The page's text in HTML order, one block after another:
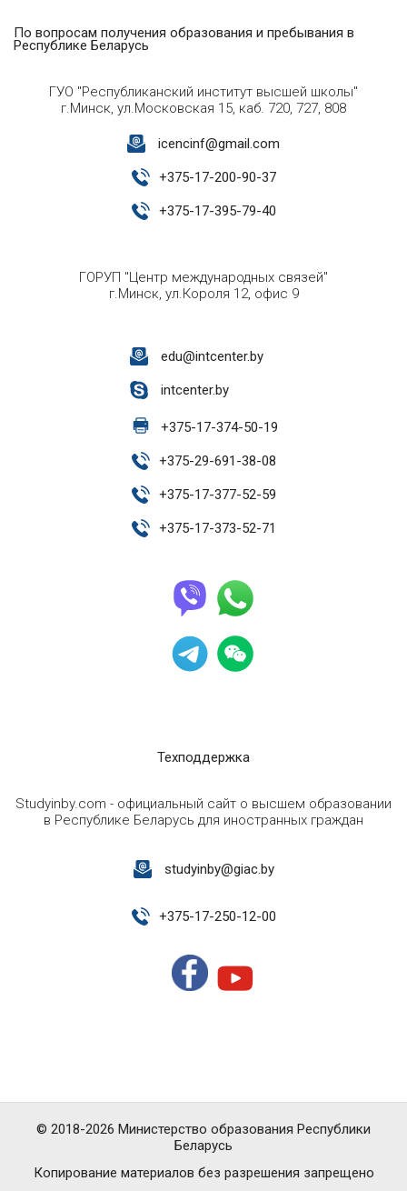
По вопросам получения образования и пребывания в
Республике Беларусь
ГУО "Республиканский институт высшей школы"
г.Минск, ул.Московская 15, каб. 720, 727, 808
icencinf@gmail.com
+375-17-200-90-37
+375-17-395-79-40
ГОРУП "Центр международных связей"
г.Минск, ул.Короля 12, офис 9
edu@intcenter.by
intcenter.by
+375-17-374-50-19
+375-29-691-38-08
+375-17-377-52-59
+375-17-373-52-71
Техподдержка
Studyinby.com - официальный сайт о высшем образовании
в Республике Беларусь для иностранных граждан
studyinby@giac.by
+375-17-250-12-00
Копирование материалов без разрешения запрещено
© 2018-2026 Министерство образования Республики
Беларусь